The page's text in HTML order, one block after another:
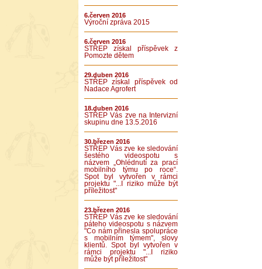
6.červen 2016
Výroční zpráva 2015
6.červen 2016
STŘEP získal příspěvek z
Pomozte dětem
29.duben 2016
STŘEP získal příspěvek od
Nadace Agrofert
18.duben 2016
STŘEP Vás zve na Intervizní
skupinu dne 13.5.2016
30.březen 2016
STŘEP Vás zve ke sledování
šestého videospotu s
názvem „Ohlédnutí za prací
mobilního týmu po roce“.
Spot byl vytvořen v rámci
projektu "...I riziko může být
příležitost"
23.březen 2016
STŘEP Vás zve ke sledování
páteho videospotu s názvem
"Co nám přinesla spolupráce
s mobilním týmem", slovy
klientů. Spot byl vytvořen v
rámci projektu "...I riziko
může být příležitost"